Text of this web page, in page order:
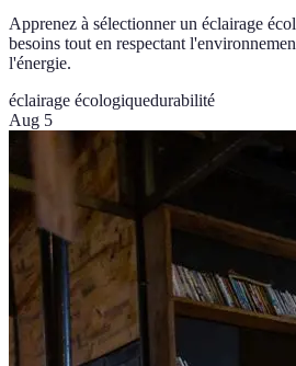
Apprenez à sélectionner un éclairage
besoins tout en respectant
l'énergie.
éclairage écologiquedurabilité
Aug 5